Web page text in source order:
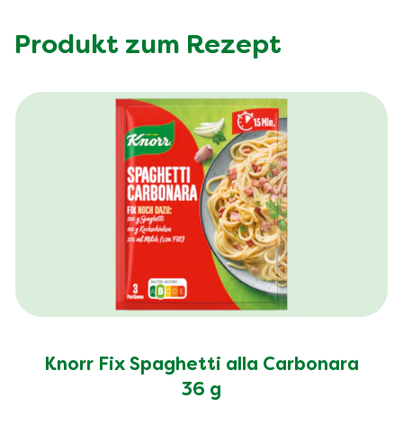
Produkt zum Rezept
Knorr Fix Spaghetti alla Carbonara
36 g